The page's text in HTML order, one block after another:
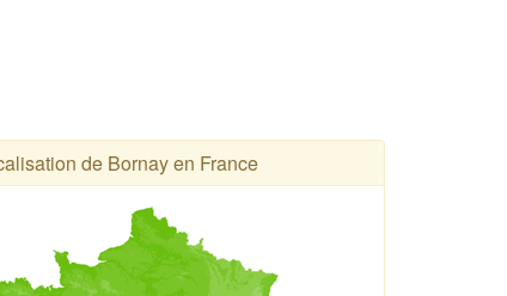
de Bornay en France